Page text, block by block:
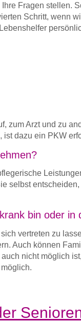
Fragen stellen.
Schritt, wenn
zum Arzt und zu
dazu ein PKW
selbst
bin oder in
vertreten zu
Auch können
nicht möglich